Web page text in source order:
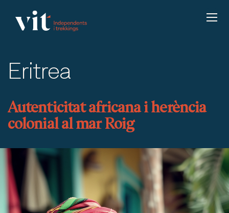
Eritrea
Autenticitat africana i herència
colonial al mar Roig